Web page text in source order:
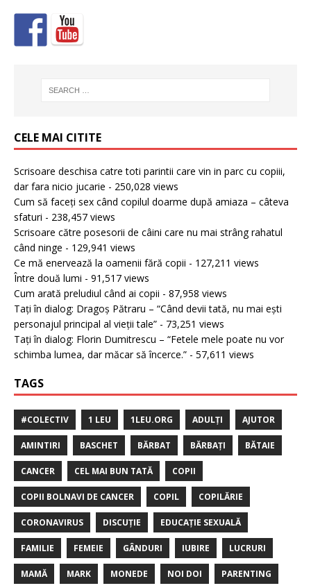
CELE MAI CITITE
Scrisoare deschisa catre toti parintii care vin in parc cu copiii,
dar fara nicio jucarie - 250,028 views
Cum să faceți sex când copilul doarme după amiaza – câteva
sfaturi - 238,457 views
Scrisoare către posesorii de câini care nu mai strâng rahatul
când ninge - 129,941 views
Ce mă enervează la oamenii fără copii - 127,211 views
Între două lumi - 91,517 views
Cum arată preludiul când ai copii - 87,958 views
Tați în dialog: Dragoș Pătraru – “Când devii tată, nu mai ești
personajul principal al vieții tale” - 73,251 views
Tați în dialog: Florin Dumitrescu – “Fetele mele poate nu vor
schimba lumea, dar măcar să încerce.” - 57,611 views
TAGS
#COLECTIV 1 LEU 1LEU.ORG ADULȚI AJUTOR
AMINTIRI BASCHET BĂRBAT BĂRBAȚI BĂTAIE
CANCER CEL MAI BUN TATĂ COPII
COPII BOLNAVI DE CANCER COPIL COPILĂRIE
CORONAVIRUS DISCUȚIE EDUCAȚIE SEXUALĂ
FAMILIE FEMEIE GÂNDURI IUBIRE LUCRURI
MAMĂ MARK MONEDE NOI DOI PARENTING